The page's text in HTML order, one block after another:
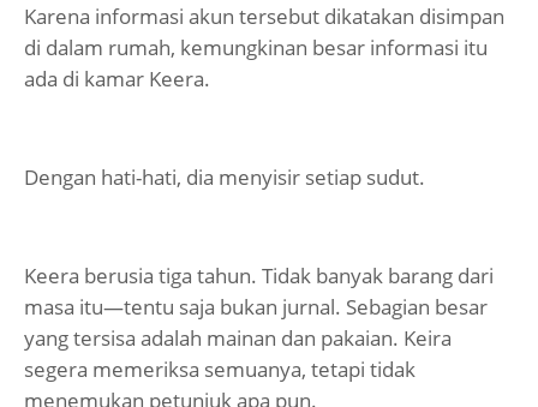
Karena informasi akun tersebut dikatakan disimpan
di dalam rumah, kemungkinan besar informasi itu
ada di kamar Keera.
Dengan hati-hati, dia menyisir setiap sudut.
Keera berusia tiga tahun. Tidak banyak barang dari
masa itu—tentu saja bukan jurnal. Sebagian besar
yang tersisa adalah mainan dan pakaian. Keira
segera memeriksa semuanya, tetapi tidak
menemukan petunjuk apa pun.